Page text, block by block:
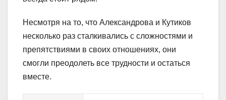
Несмотря на то, что Александрова и Кутиков
несколько раз сталкивались с сложностями и
препятствиями в своих отношениях, они
смогли преодолеть все трудности и остаться
вместе.